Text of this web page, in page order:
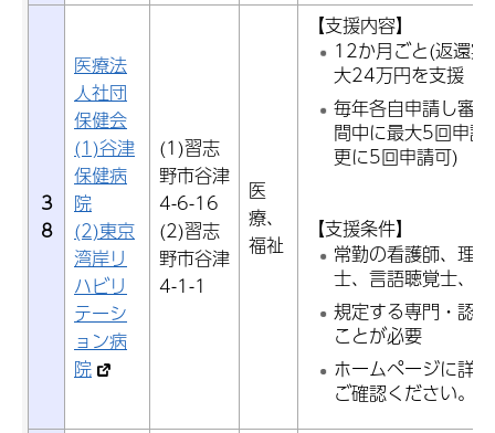
3
8
医療法
人社団
保健会
(1)谷津
保健病
院
(2)東京
湾岸リ
ハビリ
テーシ
ョン病
院
(1)習志
野市谷津
4-6-16
(2)習志
野市谷津
4-1-1
医
療、
福祉
【支援内容】
12か月ごと(返還
大24万円を支援
毎年各自申請し審
間中に最大5回申請
更に5回申請可)
【支援条件】
常勤の看護師、理
士、言語聴覚士、
規定する専門・認
ことが必要
ホームページに詳
ご確認ください。